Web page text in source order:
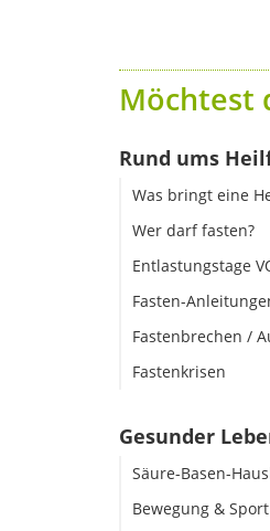
Möchtest
Rund ums
Was bringt eine
Wer darf fasten?
Entlastungstage
Fasten-
Fastenbrechen /
Fastenkrisen
Gesunder
Säure-Basen-
Bewegung & Sport